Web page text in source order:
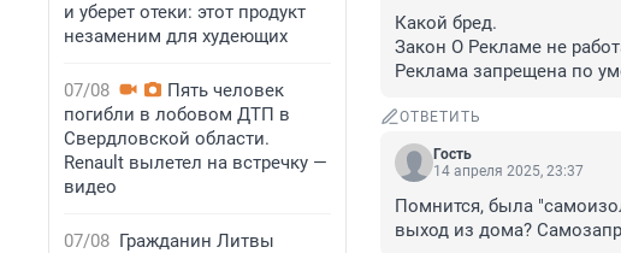
и уберет отеки: этот продукт
незаменим для худеющих
07/08
Пять человек
погибли в лобовом ДТП в
Свердловской области.
Renault вылетел на встречку —
видео
07/08 Гражданин Литвы
Какой бред.
Закон О Рекламе не
Реклама запрещена по
ОТВЕТИТЬ
Гость
14 апреля 2025, 23:37
Помнится, была
выход из дома?